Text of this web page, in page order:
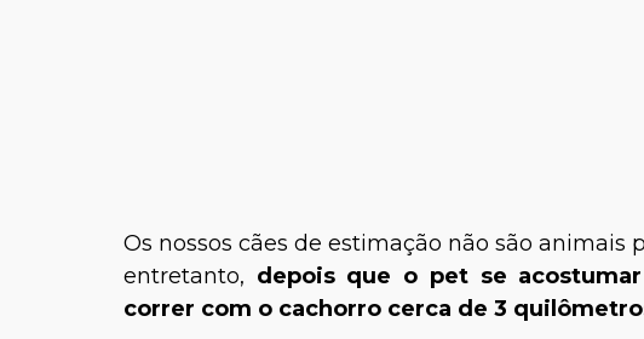
Os nossos cães de estimação não são animais
entretanto, depois que o pet se
correr com o cachorro cerca de 3